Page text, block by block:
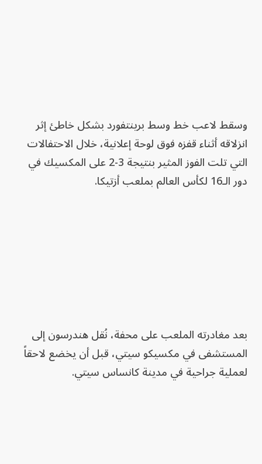
وسقط لاعب خط وسط برينتفورد بشكل خاطئ إثر
انزلاقه أثناء قفزه فوق لوحة إعلانية، خلال الاحتفالات
التي تلت الفوز المثير بنتيجة 3-2 على المكسيك في
دور الـ16 لكأس العالم بملعب أزتيكا.
بعد مغادرته الملعب على محفة، نُقل هندرسون إلى
المستشفى في مكسيكو سيتي، قبل أن يخضع لاحقاً
لعملية جراحية في مدينة كانساس سيتي.